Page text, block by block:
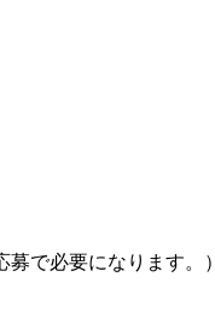
で必要になります。）